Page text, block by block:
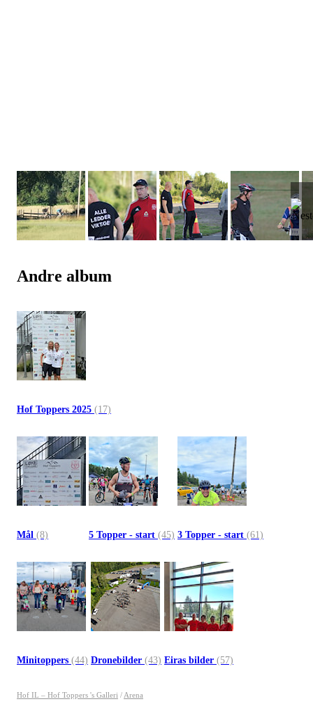
Andre album
Hof Toppers 2025 (17)
Mål (8) 5 Topper - start (45) 3 Topper - start (61)
Minitoppers (44) Dronebilder (43) Eiras bilder (57)
Hof IL – Hof Toppers 's Galleri / Arena